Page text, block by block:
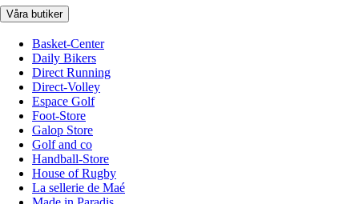
Våra butiker
Basket-Center
Daily Bikers
Direct Running
Direct-Volley
Espace Golf
Foot-Store
Galop Store
Golf and co
Handball-Store
House of Rugby
La sellerie de Maé